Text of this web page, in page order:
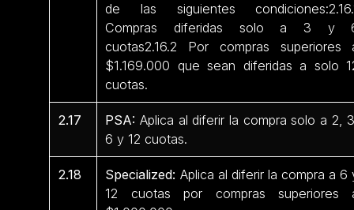
de las siguientes
Compras diferidas solo a 3 y
cuotas2.16.2 Por compras superiores
$1.169.000 que sean diferidas a solo
cuotas.
2.17 PSA: Aplica al diferir la compra solo a 2,
6 y 12 cuotas.
2.18 Specialized: Aplica al diferir la compra a 6
12 cuotas por compras superiores